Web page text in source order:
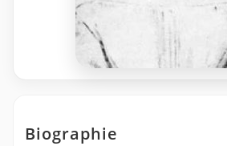
Biographie